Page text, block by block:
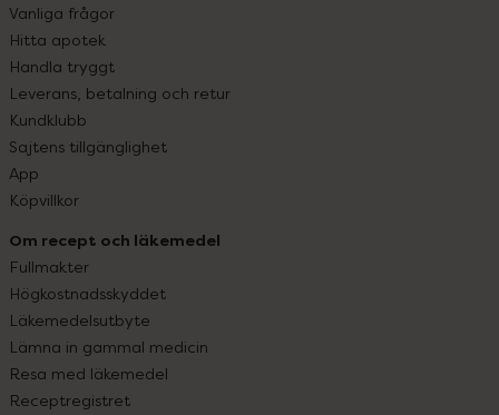
Vanliga frågor
Hitta apotek
Handla tryggt
Leverans, betalning och retur
Kundklubb
Sajtens tillgänglighet
App
Köpvillkor
Om recept och läkemedel
Fullmakter
Högkostnadsskyddet
Läkemedelsutbyte
Lämna in gammal medicin
Resa med läkemedel
Receptregistret